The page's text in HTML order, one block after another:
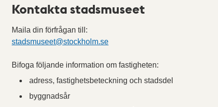
Kontakta stadsmuseet
Maila din förfrågan till:
stadsmuseet@stockholm.se
Bifoga följande information om fastigheten:
adress, fastighetsbeteckning och stadsdel
byggnadsår